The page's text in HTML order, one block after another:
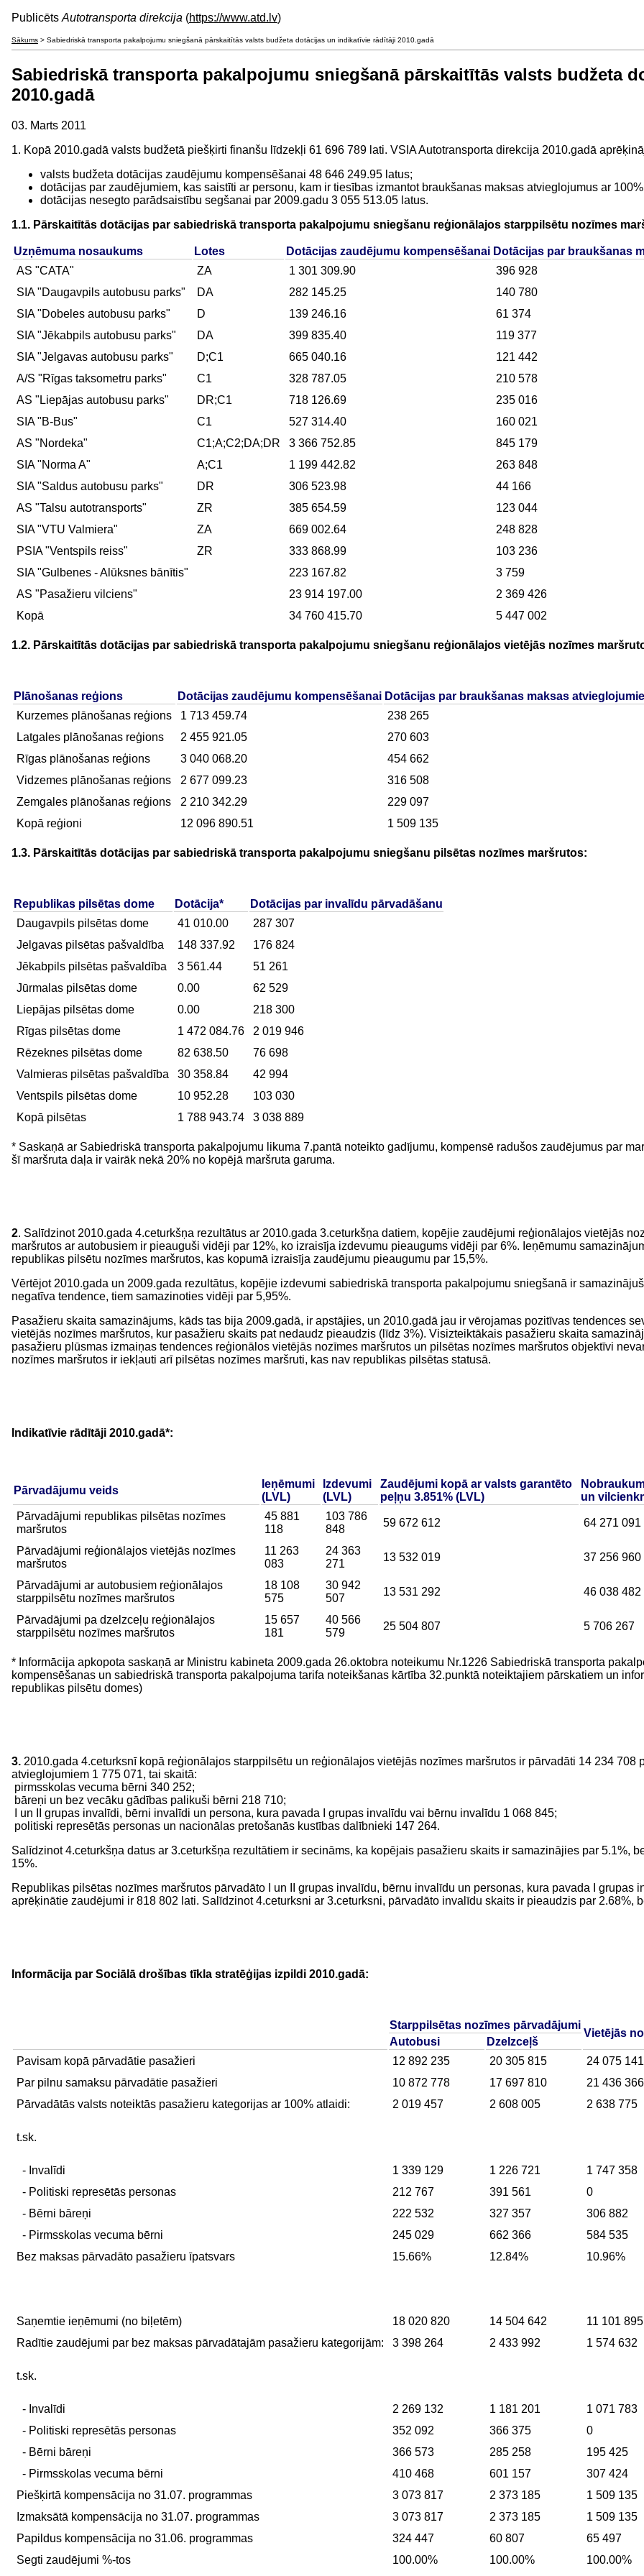
Publicēts Autotransporta direkcija (https://www.atd.lv)
Sākums > Sabiedriskā transporta pakalpojumu sniegšanā pārskaitītās valsts budžeta dotācijas un indikatīvie rādītāji 2010.gadā
Sabiedriskā transporta pakalpojumu sniegšanā pārskaitītās valsts budžeta
2010.gadā
03. Marts 2011
1. Kopā 2010.gadā valsts budžetā piešķirti finanšu līdzekļi 61 696 789 lati. VSIA Autotransporta direkcija 2010.gadā
valsts budžeta dotācijas zaudējumu kompensēšanai 48 646 249.95 latus;
dotācijas par zaudējumiem, kas saistīti ar personu, kam ir tiesības izmantot braukšanas maksas atvieglojumus ar
dotācijas nesegto parādsaistību segšanai par 2009.gadu 3 055 513.05 latus.
1.1. Pārskaitītās dotācijas par sabiedriskā transporta pakalpojumu sniegšanu reģionālajos starppilsētu nozīmes
Uzņēmuma nosaukums Lotes Dotācijas zaudējumu kompensēšanai Dotācijas par braukšanas
AS "CATA"
ZA 1 301 309.90
396 928
SIA "Daugavpils autobusu parks"
DA 282 145.25
140 780
SIA "Dobeles autobusu parks"
D 139 246.16
61 374
SIA "Jēkabpils autobusu parks"
DA 399 835.40
119 377
SIA "Jelgavas autobusu parks"
D;C1 665 040.16
121 442
A/S "Rīgas taksometru parks"
C1 328 787.05
210 578
AS "Liepājas autobusu parks"
DR;C1 718 126.69
235 016
SIA "B-Bus"
C1 527 314.40
160 021
AS "Nordeka"
C1;A;C2;DA;DR 3 366 752.85
845 179
SIA "Norma A"
A;C1 1 199 442.82
263 848
SIA "Saldus autobusu parks"
DR 306 523.98
44 166
AS "Talsu autotransports"
ZR 385 654.59
123 044
SIA "VTU Valmiera"
ZA 669 002.64
248 828
PSIA "Ventspils reiss"
ZR 333 868.99
103 236
SIA "Gulbenes - Alūksnes bānītis"
223 167.82
3 759
AS "Pasažieru vilciens"
23 914 197.00
2 369 426
Kopā
34 760 415.70 5 447 002
1.2. Pārskaitītās dotācijas par sabiedriskā transporta pakalpojumu sniegšanu reģionālajos vietējās nozīmes
Plānošanas reģions Dotācijas zaudējumu kompensēšanai Dotācijas par braukšanas maksas
Kurzemes plānošanas reģions
1 713 459.74
238 265
Latgales plānošanas reģions
2 455 921.05
270 603
Rīgas plānošanas reģions
3 040 068.20
454 662
Vidzemes plānošanas reģions
2 677 099.23
316 508
Zemgales plānošanas reģions
2 210 342.29
229 097
Kopā reģioni
12 096 890.51 1 509 135
1.3. Pārskaitītās dotācijas par sabiedriskā transporta pakalpojumu sniegšanu pilsētas nozīmes maršrutos:
Republikas pilsētas dome Dotācija*
Dotācijas par invalīdu pārvadāšanu
Daugavpils pilsētas dome
41 010.00
287 307
Jelgavas pilsētas pašvaldība
148 337.92
176 824
Jēkabpils pilsētas pašvaldība
3 561.44
51 261
Jūrmalas pilsētas dome
0.00
62 529
Liepājas pilsētas dome
0.00
218 300
Rīgas pilsētas dome
1 472 084.76
2 019 946
Rēzeknes pilsētas dome
82 638.50
76 698
Valmieras pilsētas pašvaldība
30 358.84
42 994
Ventspils pilsētas dome
10 952.28
103 030
Kopā pilsētas
1 788 943.74 3 038 889
* Saskaņā ar Sabiedriskā transporta pakalpojumu likuma 7.pantā noteikto gadījumu, kompensē radušos zaudējumus par
šī maršruta daļa ir vairāk nekā 20% no kopējā maršruta garuma.
2. Salīdzinot 2010.gada 4.ceturkšņa rezultātus ar 2010.gada 3.ceturkšņa datiem, kopējie zaudējumi reģionālajos vietējās
maršrutos ar autobusiem ir pieauguši vidēji par 12%, ko izraisīja izdevumu pieaugums vidēji par 6%. Ieņēmumu
republikas pilsētu nozīmes maršrutos, kas kopumā izraisīja zaudējumu pieaugumu par 15,5%.
Vērtējot 2010.gada un 2009.gada rezultātus, kopējie izdevumi sabiedriskā transporta pakalpojumu sniegšanā ir
negatīva tendence, tiem samazinoties vidēji par 5,95%.
Pasažieru skaita samazinājums, kāds tas bija 2009.gadā, ir apstājies, un 2010.gadā jau ir vērojamas pozitīvas tendences
vietējās nozīmes maršrutos, kur pasažieru skaits pat nedaudz pieaudzis (līdz 3%). Visizteiktākais pasažieru skaita
pasažieru plūsmas izmaiņas tendences reģionālos vietējās nozīmes maršrutos un pilsētas nozīmes maršrutos objektīvi
nozīmes maršrutos ir iekļauti arī pilsētas nozīmes maršruti, kas nav republikas pilsētas statusā.
Indikatīvie rādītāji 2010.gadā*:
Pārvadājumu veids
Ieņēmumi
(LVL)
Izdevumi
(LVL)
Zaudējumi kopā ar valsts garantēto
peļņu 3.851% (LVL)
un
Pārvadājumi republikas pilsētas nozīmes
maršrutos
45 881
118
103 786
848
59 672 612 64 271 091
Pārvadājumi reģionālajos vietējās nozīmes
maršrutos
11 263
083
24 363
271
13 532 019 37 256 960
Pārvadājumi ar autobusiem reģionālajos
starppilsētu nozīmes maršrutos
18 108
575
30 942
507
13 531 292 46 038 482
Pārvadājumi pa dzelzceļu reģionālajos
starppilsētu nozīmes maršrutos
15 657
181
40 566
579
25 504 807 5 706 267
* Informācija apkopota saskaņā ar Ministru kabineta 2009.gada 26.oktobra noteikumu Nr.1226 Sabiedriskā transporta
kompensēšanas un sabiedriskā transporta pakalpojuma tarifa noteikšanas kārtība 32.punktā noteiktajiem pārskatiem un
republikas pilsētu domes)
3. 2010.gada 4.ceturksnī kopā reģionālajos starppilsētu un reģionālajos vietējās nozīmes maršrutos ir pārvadāti 14 234 708
atvieglojumiem 1 775 071, tai skaitā:
pirmsskolas vecuma bērni 340 252;
bāreņi un bez vecāku gādības palikuši bērni 218 710;
I un II grupas invalīdi, bērni invalīdi un persona, kura pavada I grupas invalīdu vai bērnu invalīdu 1 068 845;
politiski represētās personas un nacionālas pretošanās kustības dalībnieki 147 264.
Salīdzinot 4.ceturkšņa datus ar 3.ceturkšņa rezultātiem ir secināms, ka kopējais pasažieru skaits ir samazinājies par 5.1%,
15%.
Republikas pilsētas nozīmes maršrutos pārvadāto I un II grupas invalīdu, bērnu invalīdu un personas, kura pavada I grupas
aprēķinātie zaudējumi ir 818 802 lati. Salīdzinot 4.ceturksni ar 3.ceturksni, pārvadāto invalīdu skaits ir pieaudzis par 2.68%,
Informācija par Sociālā drošības tīkla stratēģijas izpildi 2010.gadā:
Starppilsētas nozīmes pārvadājumi
Vietējās
Autobusi
Dzelzceļš
Pavisam kopā pārvadātie pasažieri
12 892 235 20 305 815 24 075 141
Par pilnu samaksu pārvadātie pasažieri
10 872 778 17 697 810 21 436 366
Pārvadātās valsts noteiktās pasažieru kategorijas ar 100% atlaidi:
2 019 457 2 608 005 2 638 775
t.sk.
- Invalīdi 1 339 129 1 226 721 1 747 358
- Politiski represētās personas
212 767 391 561 0
- Bērni bāreņi
222 532 327 357 306 882
- Pirmsskolas vecuma bērni
245 029 662 366 584 535
Bez maksas pārvadāto pasažieru īpatsvars
15.66% 12.84% 10.96%
Saņemtie ieņēmumi (no biļetēm) 18 020 820 14 504 642 11 101 895
Radītie zaudējumi par bez maksas pārvadātajām pasažieru kategorijām:
3 398 264 2 433 992 1 574 632
t.sk.
- Invalīdi 2 269 132 1 181 201 1 071 783
- Politiski represētās personas
352 092 366 375 0
- Bērni bāreņi
366 573 285 258 195 425
- Pirmsskolas vecuma bērni
410 468 601 157 307 424
Piešķirtā kompensācija no 31.07. programmas
3 073 817 2 373 185 1 509 135
Izmaksātā kompensācija no 31.07. programmas
3 073 817 2 373 185 1 509 135
Papildus kompensācija no 31.06. programmas
324 447 60 807 65 497
Segti zaudējumi %-tos
100.00% 100.00% 100.00%